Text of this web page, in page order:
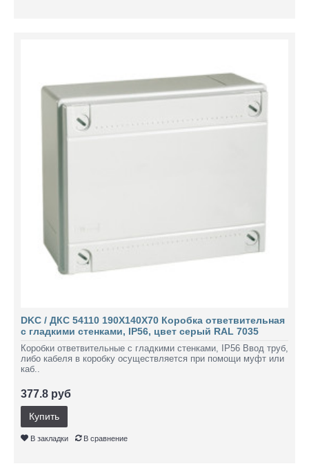
DKC / ДКС 54110 190Х140Х70 Коробка ответвительная
с гладкими стенками, IP56, цвет серый RAL 7035
Коробки ответвительные с гладкими стенками, IP56 Ввод труб,
либо кабеля в коробку осуществляется при помощи муфт или
каб..
377.8 руб
Купить
В закладки В сравнение